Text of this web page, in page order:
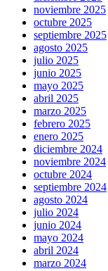
noviembre 2025
octubre 2025
septiembre 2025
agosto 2025
julio 2025
junio 2025
mayo 2025
abril 2025
marzo 2025
febrero 2025
enero 2025
diciembre 2024
noviembre 2024
octubre 2024
septiembre 2024
agosto 2024
julio 2024
junio 2024
mayo 2024
abril 2024
marzo 2024